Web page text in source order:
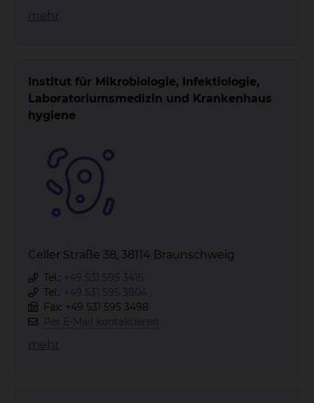
mehr
Institut für Mikrobiologie, Infektiologie,
Laboratoriumsmedizin und Krankenhaus
hygiene
Celler Straße 38, 38114 Braunschweig
Tel.: +49 531 595 3415
Tel.: +49 531 595 3804
Fax: +49 531 595 3498
Per E-Mail kontaktieren
mehr